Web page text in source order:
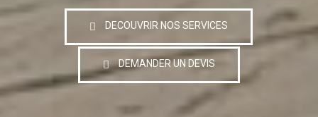
DECOUVRIR NOS SERVICES
DEMANDER UN DEVIS